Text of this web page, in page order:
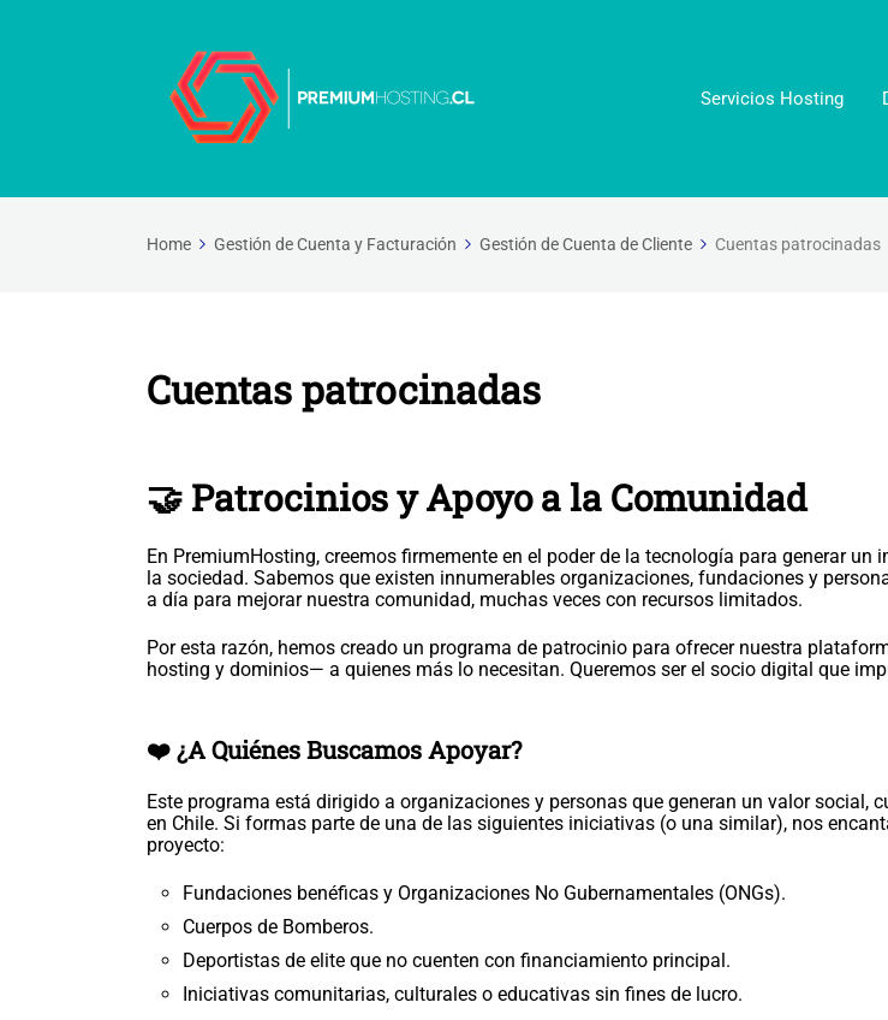
Servicios Hosting
Home Gestión de Cuenta y Facturación Gestión de Cuenta de Cliente Cuentas patrocinadas
Cuentas patrocinadas
🤝 Patrocinios y Apoyo a la Comunidad
En PremiumHosting, creemos firmemente en el poder de la tecnología para generar un
la sociedad. Sabemos que existen innumerables organizaciones, fundaciones y
a día para mejorar nuestra comunidad, muchas veces con recursos limitados.
Por esta razón, hemos creado un programa de patrocinio para ofrecer nuestra
hosting y dominios— a quienes más lo necesitan. Queremos ser el socio digital que
❤️ ¿A Quiénes Buscamos Apoyar?
Este programa está dirigido a organizaciones y personas que generan un valor social,
en Chile. Si formas parte de una de las siguientes iniciativas (o una similar), nos
proyecto:
Fundaciones benéficas y Organizaciones No Gubernamentales (ONGs).
Cuerpos de Bomberos.
Deportistas de elite que no cuenten con financiamiento principal.
Iniciativas comunitarias, culturales o educativas sin fines de lucro.